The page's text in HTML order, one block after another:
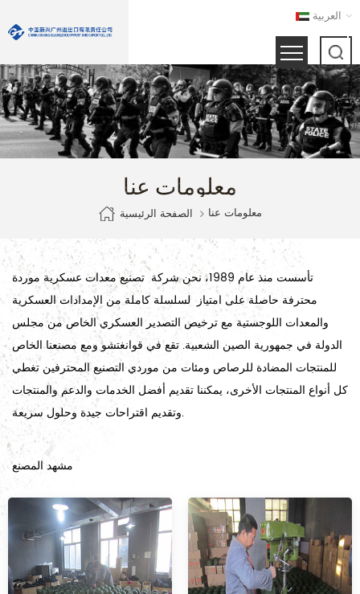
العربية
معلومات عنا
الصفحة الرئيسية معلومات عنا
تأسست منذ عام 1989، نحن شركة تصنيع معدات عسكرية موردة
محترفة حاصلة على امتياز لسلسلة كاملة من الإمدادات العسكرية
والمعدات اللوجستية مع ترخيص التصدير العسكري الخاص من مجلس
الدولة في جمهورية الصين الشعبية. تقع في قوانغتشو ومع مصنعنا الخاص
للمنتجات المضادة للرصاص ومئات من موردي التصنيع المحترفين تغطي
كل أنواع المنتجات الأخرى، يمكننا تقديم أفضل الخدمات والدعم والمنتجات
وتقديم اقتراحات جيدة وحلول سريعة.
مشهد المصنع